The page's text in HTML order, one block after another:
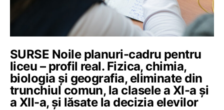
SURSE Noile planuri-cadru pentru
liceu – profil real. Fizica, chimia,
biologia și geografia, eliminate din
trunchiul comun, la clasele a XI-a și
a XII-a, și lăsate la decizia elevilor